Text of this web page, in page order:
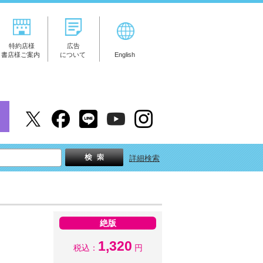
特約店様
書店様ご案内
広告
について
English
詳細検索
絶版
税込： 1,320 円